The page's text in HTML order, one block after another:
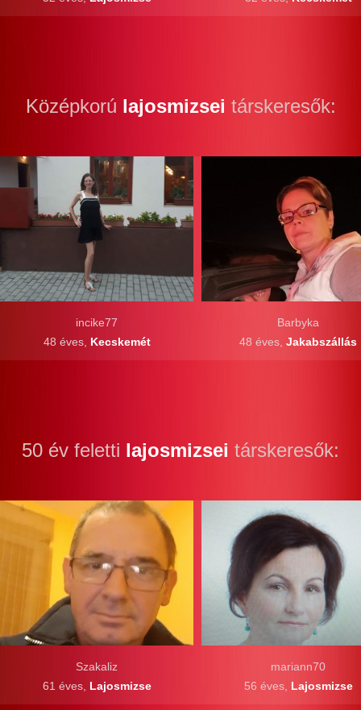
Középkorú lajosmizsei társkeresők:
incike77
48 éves, Kecskemét
Barbyka
48 éves, Jakabszállás
50 év feletti lajosmizsei társkeresők:
mariann70
56 éves, Lajosmizse
Szakaliz
61 éves, Lajosmizse